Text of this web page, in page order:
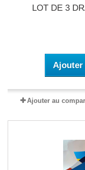
LOT DE 3
Ajouter
Ajouter au